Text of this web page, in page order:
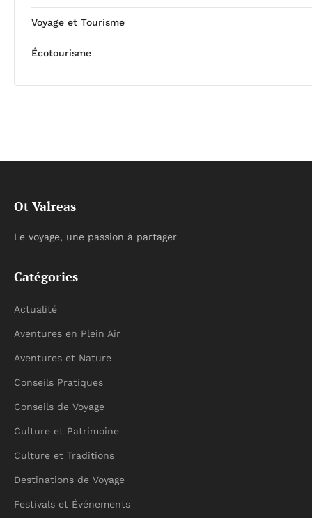
Voyage et Tourisme
Écotourisme
Ot Valreas
Le voyage, une passion à partager
Catégories
Actualité
Aventures en Plein Air
Aventures et Nature
Conseils Pratiques
Conseils de Voyage
Culture et Patrimoine
Culture et Traditions
Destinations de Voyage
Festivals et Événements